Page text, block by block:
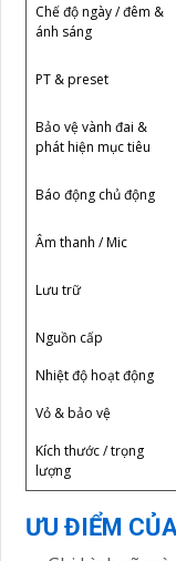
Chế độ ngày / đêm &
ánh sáng
PT & preset
Bảo vệ vành đai &
phát hiện mục tiêu
Báo động chủ động
Âm thanh / Mic
Lưu trữ
Nguồn cấp
Nhiệt độ hoạt động
Vỏ & bảo vệ
Kích thước / trọng
lượng
ƯU ĐIỂM